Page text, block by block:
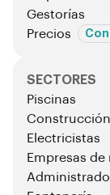
Gestorías
Precios
SECTORES
Piscinas
Construcción
Electricistas
Empresas